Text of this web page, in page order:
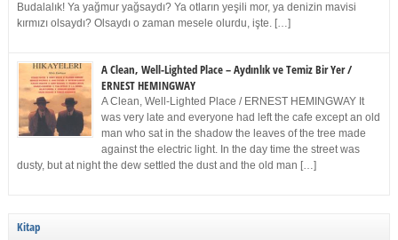
Budalalık! Ya yağmur yağsaydı? Ya otların yeşili mor, ya denizin mavisi
kırmızı olsaydı? Olsaydı o zaman mesele olurdu, işte. […]
A Clean, Well-Lighted Place – Aydınlık ve Temiz Bir Yer /
ERNEST HEMINGWAY
A Clean, Well-Lighted Place / ERNEST HEMINGWAY It
was very late and everyone had left the cafe except an old
man who sat in the shadow the leaves of the tree made
against the electric light. In the day time the street was
dusty, but at night the dew settled the dust and the old man […]
Kitap